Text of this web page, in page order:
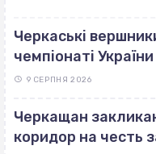
Черкаські
чемпіонаті
9 СЕРПНЯ 2026
Черкащан
коридор на честь